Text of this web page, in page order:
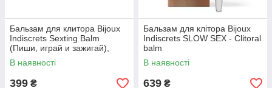
Бальзам для клитора Bijoux
Indiscrets Sexting Balm
(Пиши, играй и зажигай),
разогревающий | Knopka
В наявності
399 ₴
Бальзам для клітора Bijoux
Indiscrets SLOW SEX - Clitoral
balm
В наявності
639 ₴